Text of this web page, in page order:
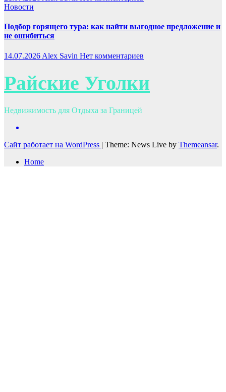
Новости
Подбор горящего тура: как найти выгодное предложение и
не ошибиться
14.07.2026 Alex Savin Нет комментариев
Райские Уголки
Недвижимость для Отдыха за Границей
Сайт работает на WordPress | Theme: News Live by Themeansar.
Home